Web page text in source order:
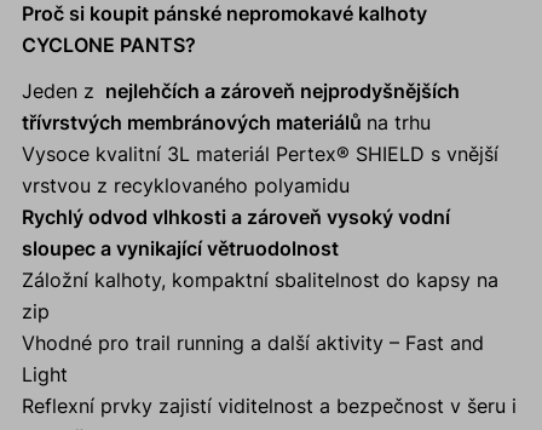
Proč si koupit pánské nepromokavé kalhoty
CYCLONE PANTS?
Jeden z nejlehčích a zároveň nejprodyšnějších
třívrstvých membránových materiálů na trhu
Vysoce kvalitní 3L materiál Pertex® SHIELD s vnější
vrstvou z recyklovaného polyamidu
Rychlý odvod vlhkosti a zároveň vysoký vodní
sloupec a vynikající větruodolnost
Záložní kalhoty, kompaktní sbalitelnost do kapsy na
zip
Vhodné pro trail running a další aktivity – Fast and
Light
Reflexní prvky zajistí viditelnost a bezpečnost v šeru i